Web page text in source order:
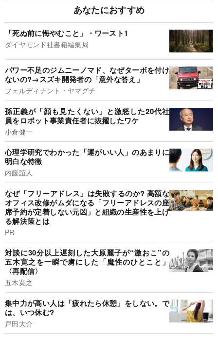
あなたにおすすめ
「死ぬ前に悔やむこと」・ワースト1
ダイヤモンド社書籍編集局
パワー不足のジムニーノマド、なぜターボを付け
ないの?→スズキ開発者の「意外な答え」
フェルディナント・ヤマグチ
孫正義が「顔も見たくない」と激怒した20代社
員をロボット事業責任者に抜擢したワケ
小倉健一
心理学研究でわかった「運がいい人」のあまりに
明白な特徴
内藤誼人
なぜ「フリーアドレス」は失敗するのか? 高額な
オフィス改修がムダになる「フリーアドレスの座
席予約が定着しない元凶」と組織の生産性を上げ
る解決策とは
PR
対談に30分以上遅刻した大原麗子が“激おこ”の
五木寛之を一瞬で虜にした「魔性のひとこと」
〈再配信〉
五木寛之
集中力が高い人は「疲れたら休憩」をしない。で
は、いつ休む?
戸田大介